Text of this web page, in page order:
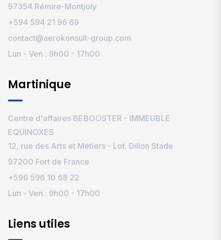
97354 Rémire-Montjoly
+594 594 21 96 69‬
contact@aerokonsult-group.com
Lun - Ven : 9h00 - 17h00
Martinique
Centre d'affaires BEBOOSTER - IMMEUBLE
EQUINOXES
12, rue des Arts et Métiers - Lot. Dillon Stade
97200 Fort de France
+596 596 10 68 22
Lun - Ven : 9h00 - 17h00
Liens utiles